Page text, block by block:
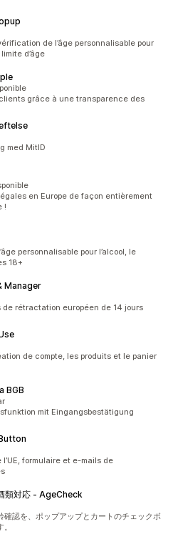
de l’âge personnalisable pour
d’âge
grâce à une transparence des
med MitID
en Europe de façon entièrement
!
personnalisable pour l’alcool, le
18+
Manager
rétractation européen de 14 jours
de compte, les produits et le panier
BGB
mit Eingangsbestätigung
formulaire et e-mails de
類対応 ‑ AgeCheck
確認を、ポップアップとカートのチェックボ